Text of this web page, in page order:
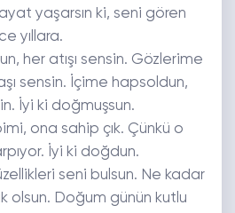
yaşarsın ki, seni gören
yıllara.
her atışı sensin. Gözlerime
sensin. İçime hapsoldun,
İyi ki doğmuşsun.
ona sahip çık. Çünkü o
İyi ki doğdun.
seni bulsun. Ne kadar
olsun. Doğum günün kutlu